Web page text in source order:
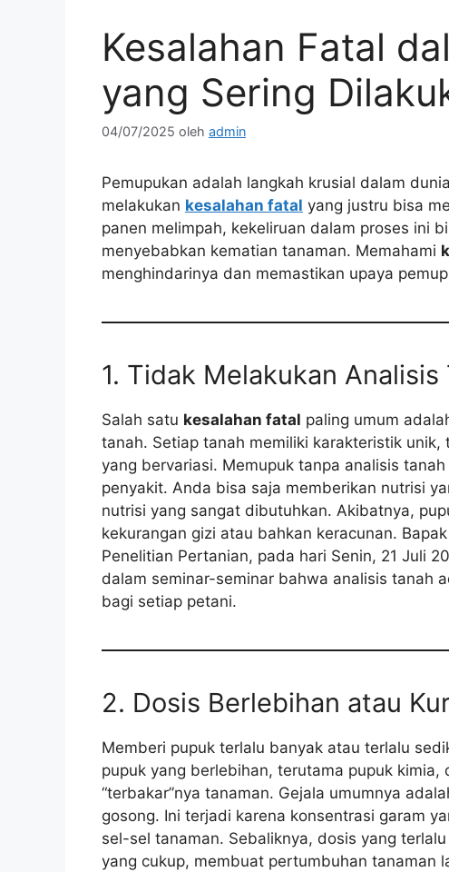
Kesalahan Fatal
yang Sering
04/07/2025 oleh admin
Pemupukan adalah langkah krusial dalam
melakukan kesalahan fatal yang justru bisa
panen melimpah, kekeliruan dalam proses ini
menyebabkan kematian tanaman. Memahami
menghindarinya dan memastikan upaya
1. Tidak Melakukan Analisis
Salah satu kesalahan fatal paling umum
tanah. Setiap tanah memiliki karakteristik
yang bervariasi. Memupuk tanpa analisis
penyakit. Anda bisa saja memberikan nutrisi
nutrisi yang sangat dibutuhkan. Akibatnya,
kekurangan gizi atau bahkan keracunan.
Penelitian Pertanian, pada hari Senin, 21 Juli
dalam seminar-seminar bahwa analisis tanah
bagi setiap petani.
2. Dosis Berlebihan atau
Memberi pupuk terlalu banyak atau terlalu
pupuk yang berlebihan, terutama pupuk kimia,
“terbakar”nya tanaman. Gejala umumnya
gosong. Ini terjadi karena konsentrasi garam
sel-sel tanaman. Sebaliknya, dosis yang
yang cukup, membuat pertumbuhan tanaman